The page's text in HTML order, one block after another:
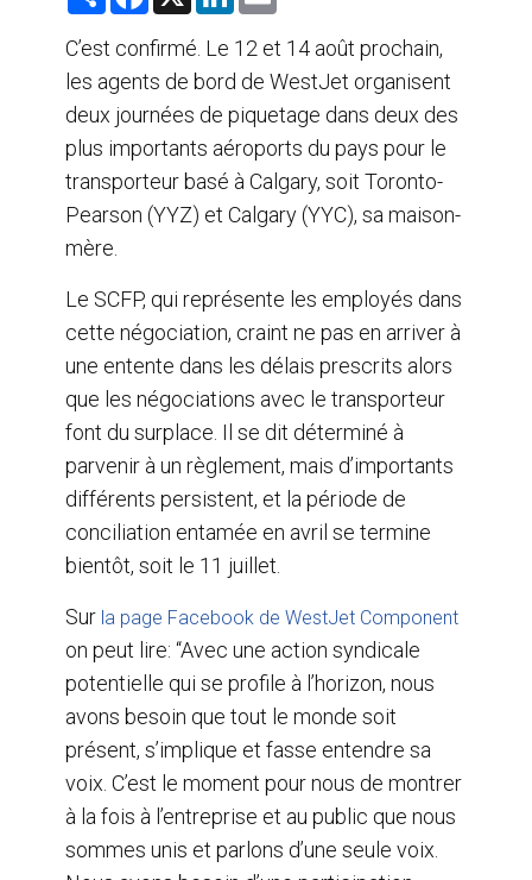
r
e
e
b
o
k
k
e
d
n
i
l
C’est confirmé. Le 12 et 14 août prochain,
les agents de bord de WestJet organisent
deux journées de piquetage dans deux des
plus importants aéroports du pays pour le
transporteur basé à Calgary, soit Toronto-
Pearson (YYZ) et Calgary (YYC), sa maison-
mère.
Le SCFP, qui représente les employés dans
cette négociation, craint ne pas en arriver à
une entente dans les délais prescrits alors
que les négociations avec le transporteur
font du surplace. Il se dit déterminé à
parvenir à un règlement, mais d’importants
différents persistent, et la période de
conciliation entamée en avril se termine
bientôt, soit le 11 juillet.
Sur la page Facebook de WestJet Component
on peut lire: “Avec une action syndicale
potentielle qui se profile à l’horizon, nous
avons besoin que tout le monde soit
présent, s’implique et fasse entendre sa
voix. C’est le moment pour nous de montrer
à la fois à l’entreprise et au public que nous
sommes unis et parlons d’une seule voix.